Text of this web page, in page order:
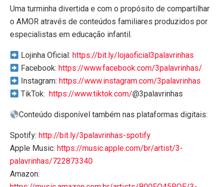
Uma turminha divertida e com o propósito de compartilhar
o AMOR através de conteúdos familiares produzidos por
especialistas em educação infantil.
Lojinha Oficial: https://bit.ly/lojaoficial3palavrinhas
Facebook: https://www.facebook.com/3palavrinhas/
Instagram: https://www.instagram.com/3palavrinhas
TikTok: ​ https://www.tiktok.com/@3palavrinhas
Conteúdo disponível também nas plataformas digitais:
Spotify: http://bit.ly/3palavrinhas-spotify
Apple Music: https://music.apple.com/br/artist/3-
palavrinhas/722873340
Amazon: